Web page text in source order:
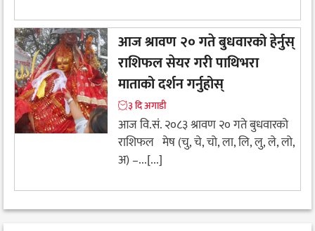
आज श्रावण २० गते बुधवारको हेर्नुस्
राशिफल सेयर गरी पाथिभरा
माताको दर्शन गर्नुहोस्
३ दि अगाडी
आज वि.सं. २०८३ श्रावण २० गते बुधवारको
राशिफल मेष (चु, चे, चो, ला, लि, लु, ले, लो,
अ) –...[...]